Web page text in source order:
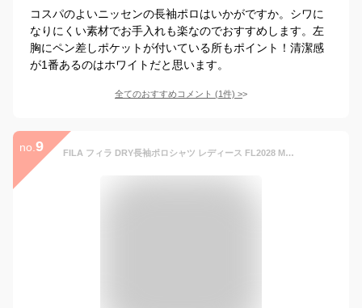
コスパのよいニッセンの長袖ポロはいかがですか。シワに
なりにくい素材でお手入れも楽なのでおすすめします。左
胸にペン差しポケットが付いている所もポイント！清潔感
が1番あるのはホワイトだと思います。
全てのおすすめコメント (1件) >
no. 9 FILA フィラ DRY長袖ポロシャツ レディース FL2028 Mサイズ ホワイト